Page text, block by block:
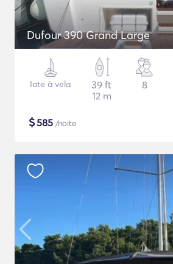
Dufour 390 Grand Large
Iate à vela
39 ft
12 m
8
$585 /noite